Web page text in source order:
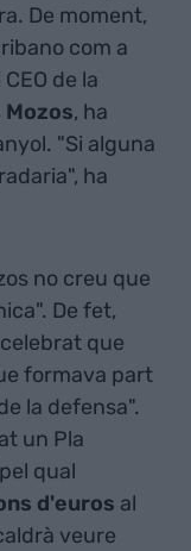
De moment,
com a
de la
, ha
"Si alguna
ha
no creu que
De fet,
que
formava part
la defensa".
un Pla
qual
d'euros al
veure